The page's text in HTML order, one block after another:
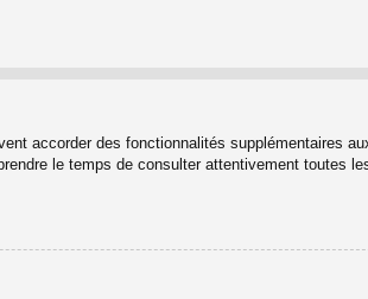
accorder des fonctionnalités supplémentaires
le temps de consulter attentivement toutes